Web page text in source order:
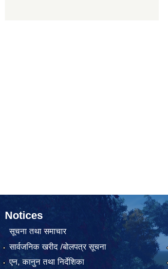
Notices
सूचना तथा समाचार
सार्वजनिक खरीद /बोलपत्र सूचना
एन, कानुन तथा निर्देशिका